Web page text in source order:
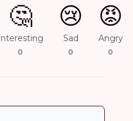
🤔
0
😢
Sad
0
😡
Angry
0